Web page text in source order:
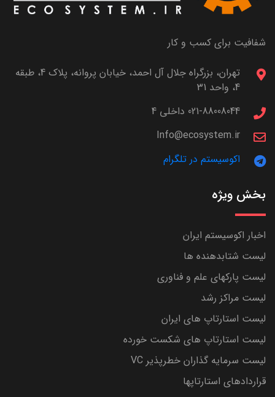
شفافیت برای کسب و کار
تهران، بزرگراه جلال آل احمد، خیابان پروانه، پلاک 4، طبقه
4، واحد 31
021-88008044 داخلی 4
Info@ecosystem.ir
اکوسیستم در تلگرام
بخش ویژه
اخبار اکوسیستم ایران
لیست شتابدهنده ها
لیست پارکهای علم و فناوری
لیست مراکز رشد
لیست استارتاپ های ایران
لیست استارتاپ های شکست خورده
لیست سرمایه گذاران خطرپذیر VC
قراردادهای استارتاپها